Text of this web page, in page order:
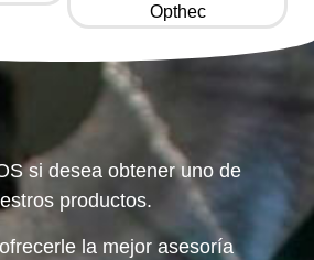
Opthec
si desea obtener uno de
productos.
la mejor asesoría